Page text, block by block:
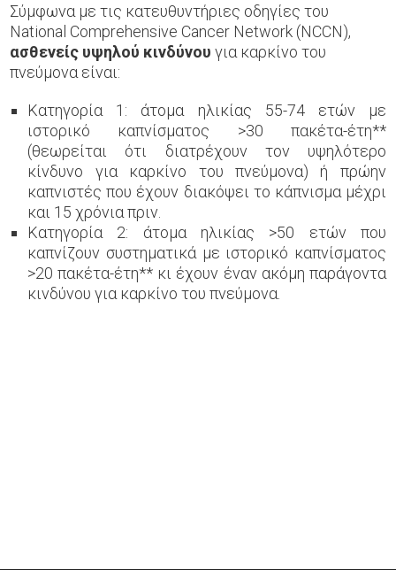
Σύμφωνα με τις κατευθυντήριες οδηγίες του
National Comprehensive Cancer Network (NCCN),
ασθενείς υψηλού κινδύνου για καρκίνο του
πνεύμονα είναι:
Κατηγορία 1: άτομα ηλικίας 55-74 ετών με
ιστορικό καπνίσματος >30 πακέτα-έτη**
(θεωρείται ότι διατρέχουν τον υψηλότερο
κίνδυνο για καρκίνο του πνεύμονα) ή πρώην
καπνιστές που έχουν διακόψει το κάπνισμα μέχρι
και 15 χρόνια πριν.
Κατηγορία 2: άτομα ηλικίας >50 ετών που
καπνίζουν συστηματικά με ιστορικό καπνίσματος
>20 πακέτα-έτη** κι έχουν έναν ακόμη παράγοντα
κινδύνου για καρκίνο του πνεύμονα.